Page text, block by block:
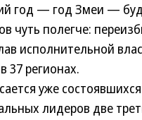
год — год Змеи —
чуть полегче:
исполнительной
37 регионах.
уже
лидеров две